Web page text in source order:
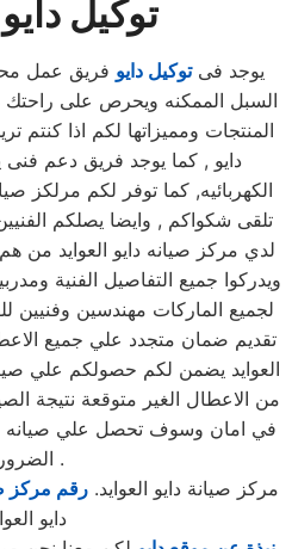
توكيل
يوجد فىتوكيل دايو فريق عمل
السبل الممكنه ويحرص على راحتك
المنتجات ومميزاتها لكم اذا كنتم
دايو , كما يوجد فريق دعم فنى
تلقى شكواكم , وايضا يصلكم
لدي مركز صيانه دايو العوايد من
ويدركوا جميع التفاصيل الفنية
لجميع الماركات مهندسين وفنيين
تقديم ضمان متجدد علي جميع
العوايد يضمن لكم حصولكم علي
من الاعطال الغير متوقعة نتيجة
في امان وسوف تحصل علي صيانه
الضرورة .
مركز صيانة دايو العوايد.رقم مركز
دايو